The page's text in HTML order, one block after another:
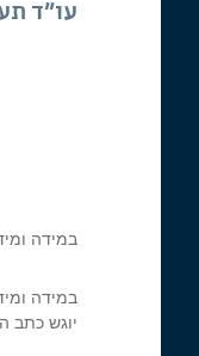
עו"ד
במידה
יוגש כתב